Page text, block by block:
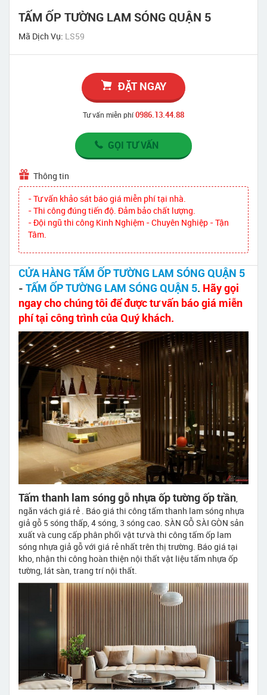
TẤM ỐP TƯỜNG LAM SÓNG QUẬN 5
Mã Dịch Vụ: LS59
ĐẶT NGAY
Tư vấn miễn phí0986.13.44.88
GỌI TƯ VẤN
Thông tin
- Tư vấn khảo sát báo giá miễn phí tại nhà.
- Thi công đúng tiến độ. Đảm bảo chất lượng.
- Đội ngũ thi công Kinh Nghiệm - Chuyên Nghiệp - Tận
Tâm.
CỬA HÀNG TẤM ỐP TƯỜNG LAM SÓNG QUẬN 5
- TẤM ỐP TƯỜNG LAM SÓNG QUẬN 5. Hãy gọi
ngay cho chúng tôi để được tư vấn báo giá miễn
phí tại công trình của Quý khách.
Tấm thanh lam sóng gỗ nhựa ốp tường ốp trần,
ngăn vách giá rẻ . Báo giá thi công tấm thanh lam sóng nhựa
giả gỗ 5 sóng thấp, 4 sóng, 3 sóng cao. SÀN GỖ SÀI GÒN sản
xuất và cung cấp phân phối vật tư và thi công tấm ốp lam
sóng nhựa giả gỗ với giá rẻ nhất trên thị trường. Báo giá tại
kho, nhận thi công hoàn thiện nội thất vật liệu tấm nhựa ốp
tường, lát sàn, trang trí nội thất.